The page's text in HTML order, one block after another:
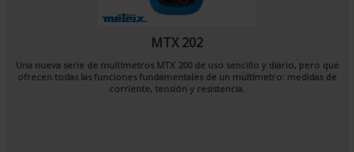
MTX 202
Una nueva serie de multímetros MTX 200 de uso sencillo y diario, pero que
ofrecen todas las funciones fundamentales de un multímetro: medidas de
corriente, tensión y resistencia.